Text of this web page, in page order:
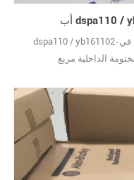
dspa110 / yb161102-أك مجلس الكمبيوتر جديد ومصنع الأصلي في